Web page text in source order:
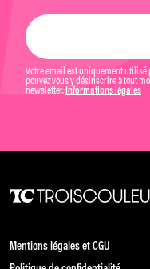
Votre email est uniquement utilisé
pouvez vous y désinscrire à tout
newsletter. Informations légales
Mentions légales et CGU